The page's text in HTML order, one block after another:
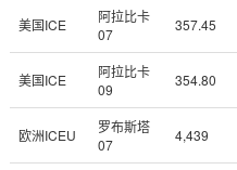
美国ICE
阿拉比卡
07
357.45
美国ICE
阿拉比卡
09
354.80
欧洲ICEU
罗布斯塔
07
4,439